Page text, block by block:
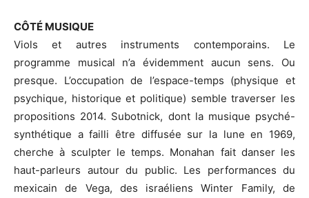
CÔTÉ MUSIQUE
Viols et autres instruments contemporains. Le
programme musical n’a évidemment aucun sens. Ou
presque. L’occupation de l’espace-temps (physique et
psychique, historique et politique) semble traverser les
propositions 2014. Subotnick, dont la musique psyché-
synthétique a failli être diffusée sur la lune en 1969,
cherche à sculpter le temps. Monahan fait danser les
haut-parleurs autour du public. Les performances du
mexicain de Vega, des israéliens Winter Family, de